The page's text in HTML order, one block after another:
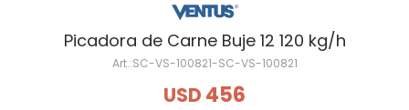
Picadora de Carne Buje 12 120 kg/h
SC-VS-100821-SC-VS-100821
USD 456